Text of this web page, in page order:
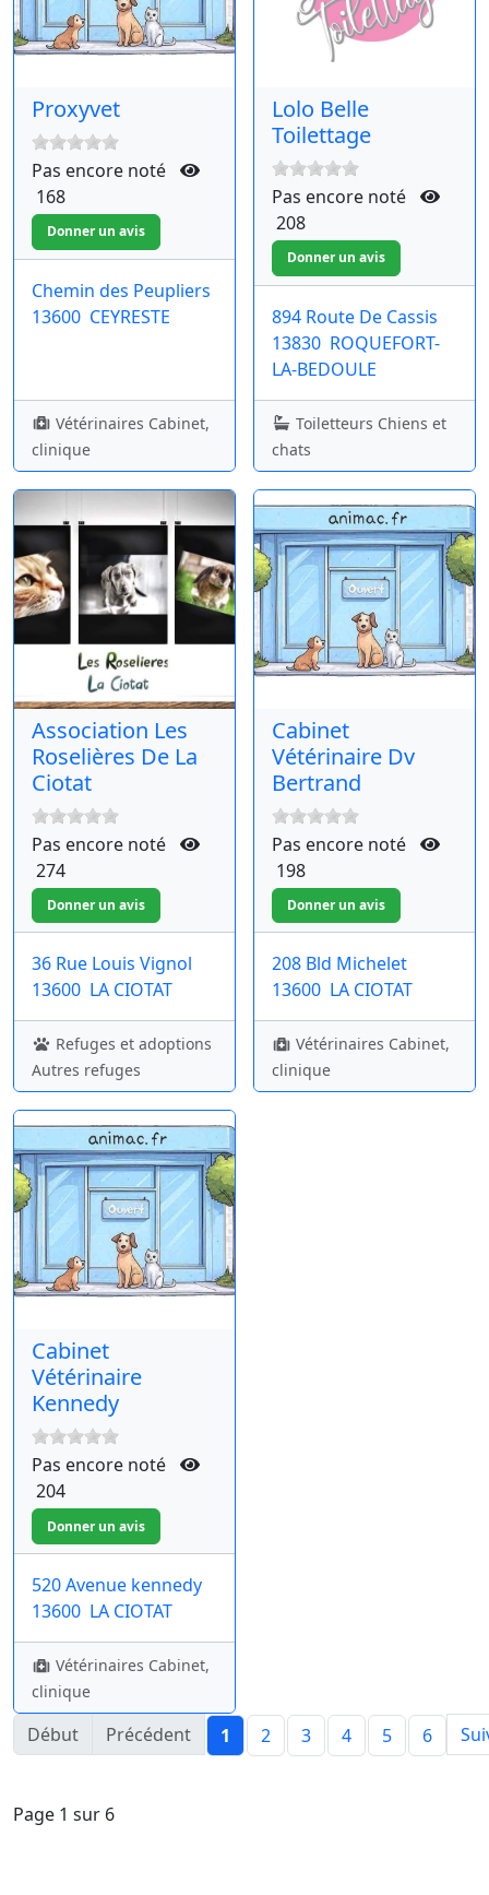
Proxyvet
Pas encore noté
168
Chemin des Peupliers
13600 CEYRESTE
Vétérinaires Cabinet,
clinique
Lolo Belle
Toilettage
Pas encore noté
208
894 Route De Cassis
13830 ROQUEFORT-
LA-BEDOULE
Toiletteurs Chiens et
chats
Association Les
Roselières De La
Ciotat
Pas encore noté
274
36 Rue Louis Vignol
13600 LA CIOTAT
Refuges et adoptions
Autres refuges
Cabinet
Vétérinaire Dv
Bertrand
Pas encore noté
198
208 Bld Michelet
13600 LA CIOTAT
Vétérinaires Cabinet,
clinique
Cabinet
Vétérinaire
Kennedy
Pas encore noté
204
520 Avenue kennedy
13600 LA CIOTAT
Vétérinaires Cabinet,
clinique
Début Précédent 1 2 3 4 5 6
Page 1 sur 6